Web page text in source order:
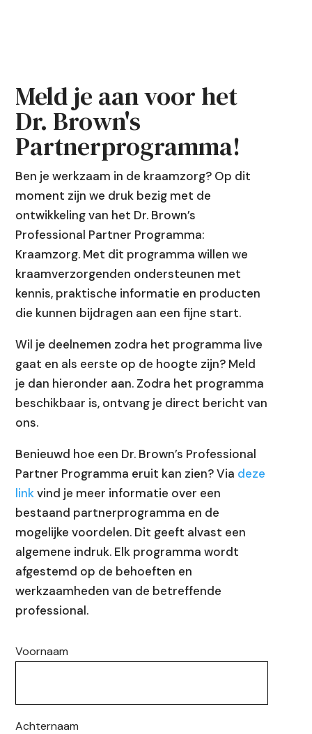
Meld je aan voor het
Dr. Brown's
Partnerprogramma!
Ben je werkzaam in de kraamzorg? Op dit
moment zijn we druk bezig met de
ontwikkeling van het Dr. Brown’s
Professional Partner Programma:
Kraamzorg. Met dit programma willen we
kraamverzorgenden ondersteunen met
kennis, praktische informatie en producten
die kunnen bijdragen aan een fijne start.
Wil je deelnemen zodra het programma live
gaat en als eerste op de hoogte zijn? Meld
je dan hieronder aan. Zodra het programma
beschikbaar is, ontvang je direct bericht van
ons.
Benieuwd hoe een Dr. Brown’s Professional
Partner Programma eruit kan zien? Via deze
linkvind je meer informatie over een
bestaand partnerprogramma en de
mogelijke voordelen. Dit geeft alvast een
algemene indruk. Elk programma wordt
afgestemd op de behoeften en
werkzaamheden van de betreffende
professional.
Voornaam
Achternaam